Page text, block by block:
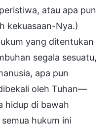
atau apa pun
kekuasaan-Nya.)
yang ditentukan
segala sesuatu,
apa pun
oleh Tuhan—
hidup di bawah
hukum ini